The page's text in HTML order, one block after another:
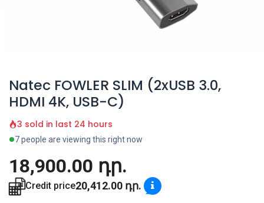
Natec FOWLER SLIM (2xUSB 3.0,
HDMI 4K, USB-C)
3 sold in last 24 hours
7 people are viewing this right now
18,900.00 դր.
Credit price20,412.00 դր.